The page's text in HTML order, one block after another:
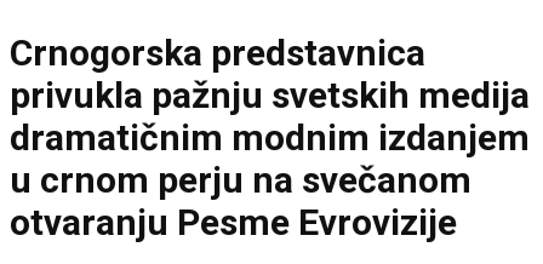
Crnogorska predstavnica
privukla pažnju svetskih medija
dramatičnim modnim izdanjem
u crnom perju na svečanom
otvaranju Pesme Evrovizije